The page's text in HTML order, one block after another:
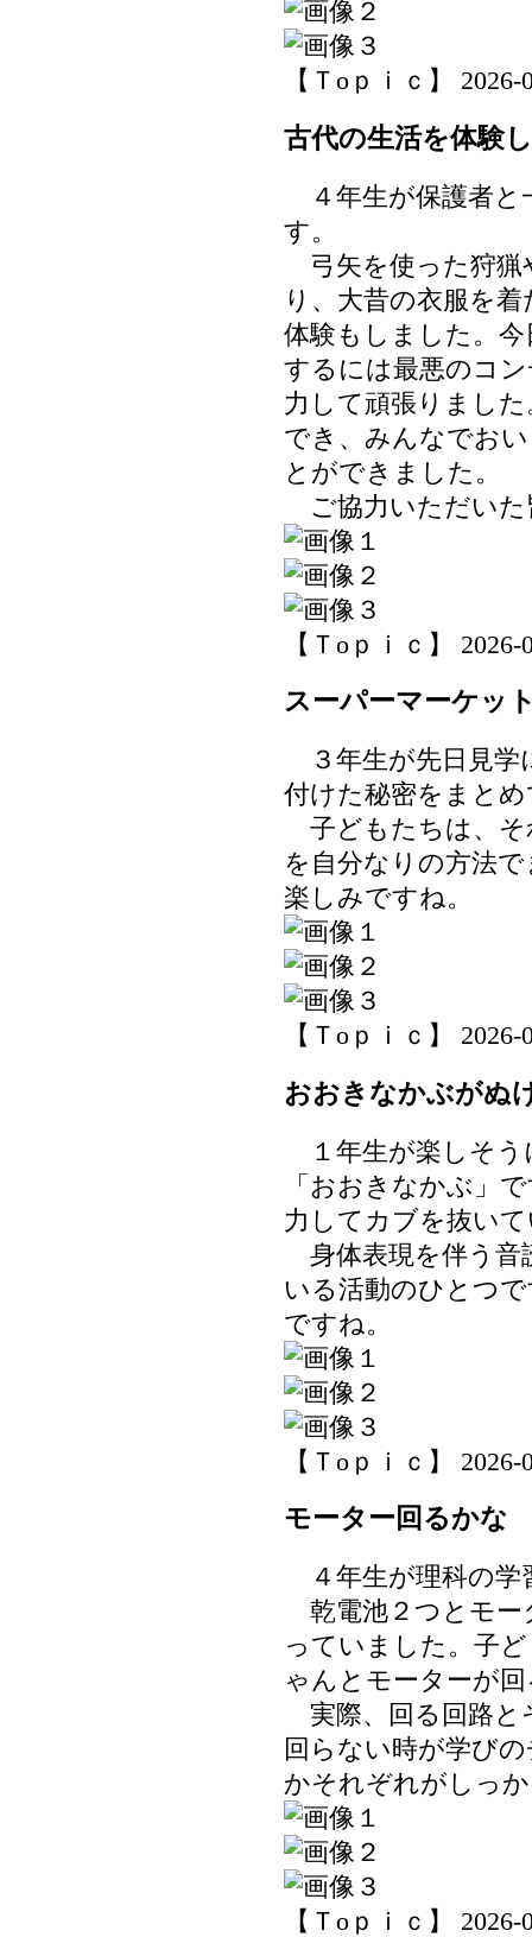
【Ｔoｐｉｃ】 2026-
古代の生活を体験
４年生が保護者と
す。
弓矢を使った狩猟
り、大昔の衣服を
体験もしました。
するには最悪のコ
力して頑張りまし
でき、みんなでお
とができました。
ご協力いただいた
【Ｔoｐｉｃ】 2026-
スーパーマーケッ
３年生が先日見学
付けた秘密をまと
子どもたちは、そ
を自分なりの方法
楽しみですね。
【Ｔoｐｉｃ】 2026-
おおきなかぶがぬ
１年生が楽しそう
「おおきなかぶ」
力してカブを抜い
身体表現を伴う音
いる活動のひとつ
ですね。
【Ｔoｐｉｃ】 2026-
モーター回るかな
４年生が理科の学
乾電池２つとモー
っていました。子
ゃんとモーターが
実際、回る回路と
回らない時が学び
かそれぞれがしっ
【Ｔoｐｉｃ】 2026-